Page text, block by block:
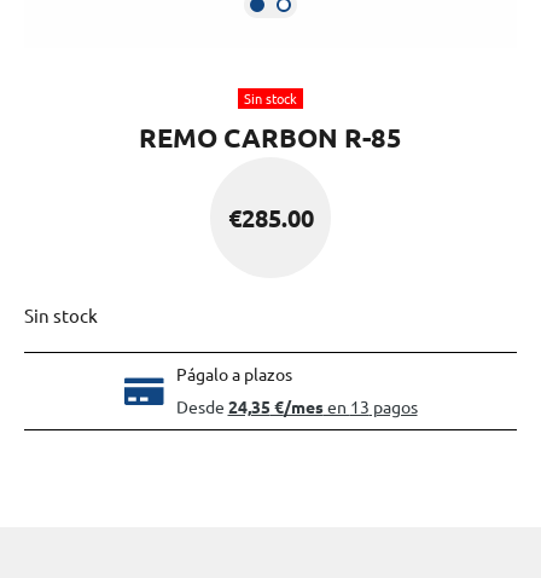
Sin stock
REMO CARBON R-85
€285.00
Sin stock
Págalo a plazos